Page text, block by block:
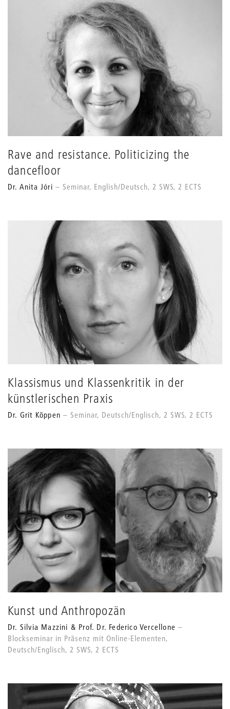
Rave and resistance. Politicizing the
dancefloor
Dr. Anita Jóri Seminar, English/Deutsch, 2 SWS, 2 ECTS
Klassismus und Klassenkritik in der
künstlerischen Praxis
Dr. Grit Köppen Seminar, Deutsch/Englisch, 2 SWS, 2 ECTS
Kunst und Anthropozän
Dr. Silvia Mazzini & Prof. Dr. Federico Vercellone
Blockseminar in Präsenz mit Online-Elementen,
Deutsch/Englisch, 2 SWS, 2 ECTS